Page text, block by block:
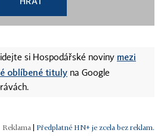
si Hospodářské noviny mezi
oblíbené tituly na Google
Předplatné HN+ je zcela bez reklam.